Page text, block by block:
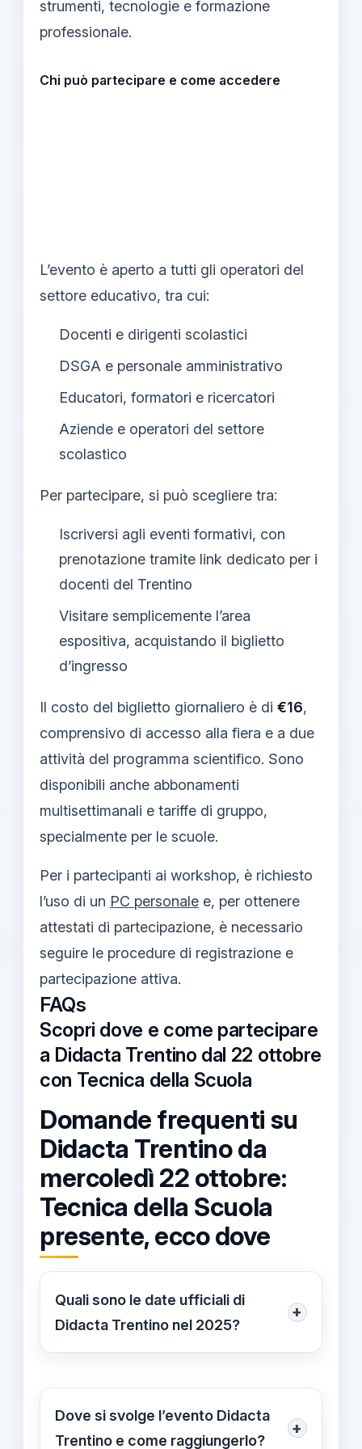
strumenti, tecnologie e formazione
professionale.
Chi può partecipare e come accedere
L’evento è aperto a tutti gli operatori del
settore educativo, tra cui:
Docenti e dirigenti scolastici
DSGA e personale amministrativo
Educatori, formatori e ricercatori
Aziende e operatori del settore
scolastico
Per partecipare, si può scegliere tra:
Iscriversi agli eventi formativi, con
prenotazione tramite link dedicato per i
docenti del Trentino
Visitare semplicemente l’area
espositiva, acquistando il biglietto
d’ingresso
Il costo del biglietto giornaliero è di €16,
comprensivo di accesso alla fiera e a due
attività del programma scientifico. Sono
disponibili anche abbonamenti
multisettimanali e tariffe di gruppo,
specialmente per le scuole.
Per i partecipanti ai workshop, è richiesto
l’uso di un PC personale e, per ottenere
attestati di partecipazione, è necessario
seguire le procedure di registrazione e
partecipazione attiva.
FAQs
Scopri dove e come partecipare
a Didacta Trentino dal 22 ottobre
con Tecnica della Scuola
Domande frequenti su
Didacta Trentino da
mercoledì 22 ottobre:
Tecnica della Scuola
presente, ecco dove
Quali sono le date ufficiali di
Didacta Trentino nel 2025?
+
Didacta Trentino si svolgerà da
ottobre 2025, offrendo tre giorni di
incontri, seminari e esposizioni
Dove si svolge l’evento Didacta
Trentino e come raggiungerlo?
+